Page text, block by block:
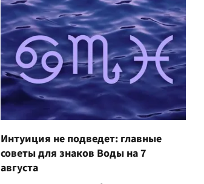
Интуиция не подведет: главные
советы для знаков Воды на 7
августа